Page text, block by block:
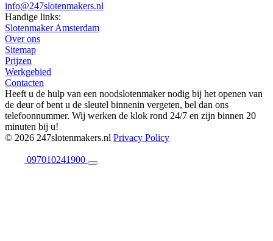
info@247slotenmakers.nl
Handige links:
Slotenmaker Amsterdam
Over ons
Sitemap
Prijzen
Werkgebied
Contacten
Heeft u de hulp van een noodslotenmaker nodig bij het openen van
de deur of bent u de sleutel binnenin vergeten, bel dan ons
telefoonnummer. Wij werken de klok rond 24/7 en zijn binnen 20
minuten bij u!
© 2026 247slotenmakers.nl Privacy Policy
097010241900